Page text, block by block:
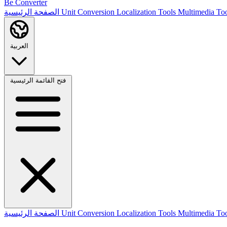
Be Converter
Unit Conversion Localization Tools Multimedia
العربية
فتح القائمة الرئيسية
Unit Conversion Localization Tools Multimedia